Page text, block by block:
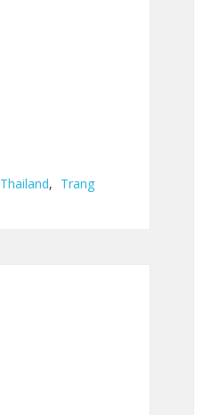
Thailand, Trang